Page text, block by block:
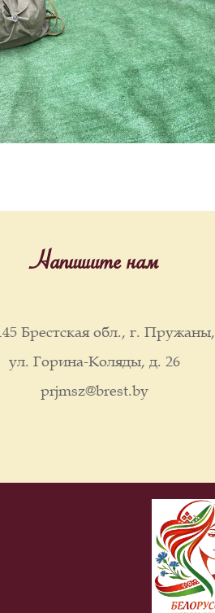
Напишите нам
Брестская обл., г. Пружаны,
ул. Горина-Коляды, д. 26
prjmsz@brest.by